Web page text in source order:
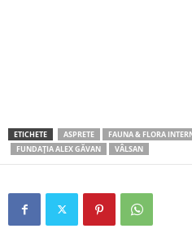
ETICHETE ASPRETE FAUNA & FLORA
FUNDAȚIA ALEX GĂVAN
VÂLSAN